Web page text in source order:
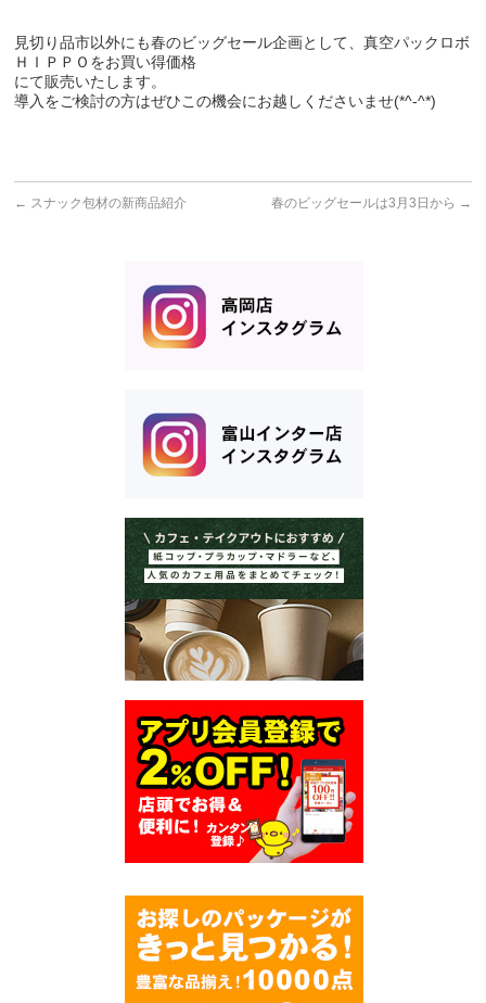
見切り品市以外にも春のビッグセール企画として、真空パックロボ
ＨＩＰＰＯをお買い得価格
にて販売いたします。
導入をご検討の方はぜひこの機会にお越しくださいませ(*^-^*)
← スナック包材の新商品紹介 春のビッグセールは3月3日から →